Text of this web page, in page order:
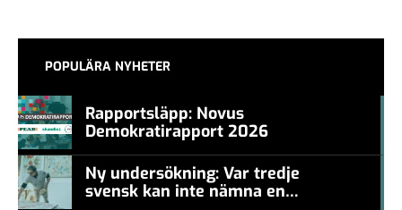
POPULÄRA NYHETER
Rapportsläpp: Novus
Demokratirapport 2026
Ny undersökning: Var tredje
svensk kan inte nämna en